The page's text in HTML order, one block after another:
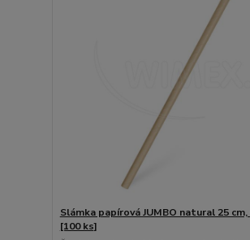
Slámka papírová JUMBO natural 25
[100 ks]